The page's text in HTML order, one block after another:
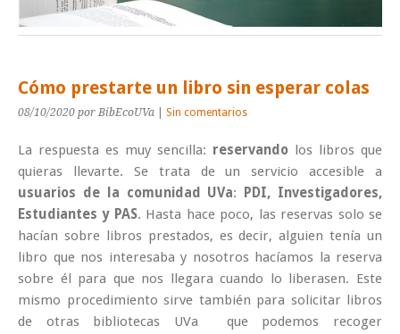
Cómo prestarte un libro sin esperar colas
08/10/2020 por BibEcoUVa Sin comentarios
La respuesta es muy sencilla: reservando los libros que
quieras llevarte. Se trata de un servicio accesible a
usuarios de la comunidad UVa:
PDI, Investigadores,
Estudiantes y PAS. Hasta hace poco, las reservas solo se
hacían sobre libros prestados, es decir, alguien tenía un
libro que nos interesaba y nosotros hacíamos la reserva
sobre él para que nos llegara cuando lo liberasen. Este
mismo procedimiento sirve también para solicitar libros
de otras bibliotecas UVa que podemos recoger